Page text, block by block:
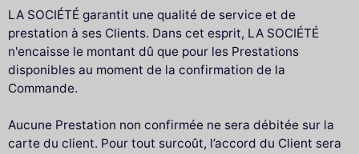
LA SOCIÉTÉ garantit une qualité de service et de
prestation à ses Clients. Dans cet esprit, LA SOCIÉTÉ
n'encaisse le montant dû que pour les Prestations
disponibles au moment de la confirmation de la
Commande.
Aucune Prestation non confirmée ne sera débitée sur la
carte du client. Pour tout surcoût, l’accord du Client sera